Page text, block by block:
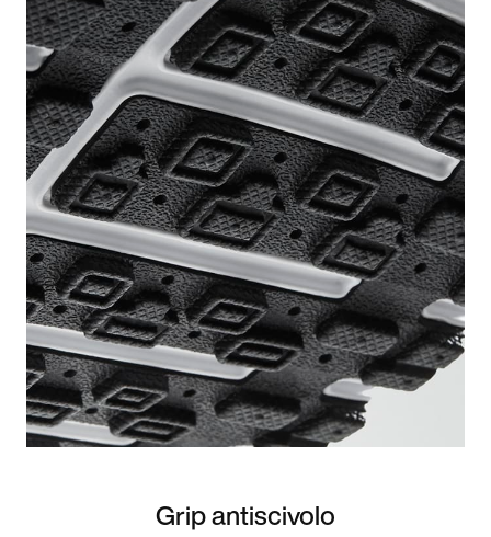
Grip antiscivolo